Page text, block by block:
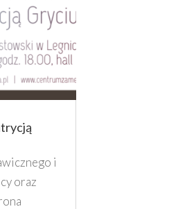
i
oraz